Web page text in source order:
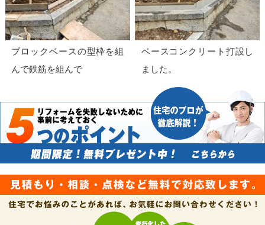
ブロックベースの型枠を組
んで鉄筋を組んで
ベースコンクリート打設し
ました。